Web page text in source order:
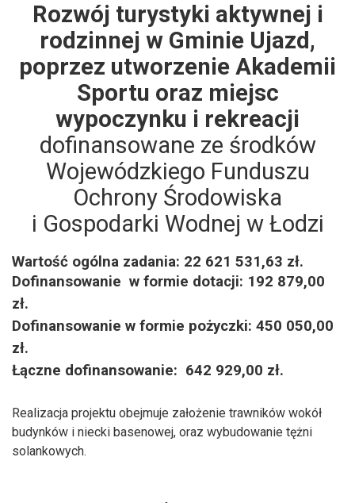
Rozwój turystyki aktywnej i
rodzinnej w Gminie Ujazd,
poprzez utworzenie Akademii
Sportu oraz miejsc
wypoczynku i rekreacji
dofinansowane ze środków
Wojewódzkiego Funduszu
Ochrony Środowiska
i Gospodarki Wodnej w Łodzi
Wartość ogólna zadania: 22 621 531,63 zł.
Dofinansowanie w formie dotacji: 192 879,00
zł.
Dofinansowanie w formie pożyczki: 450 050,00
zł.
Łączne dofinansowanie: 642 929,00 zł.
Realizacja projektu obejmuje założenie trawników wokół
budynków i niecki basenowej, oraz wybudowanie tężni
solankowych.